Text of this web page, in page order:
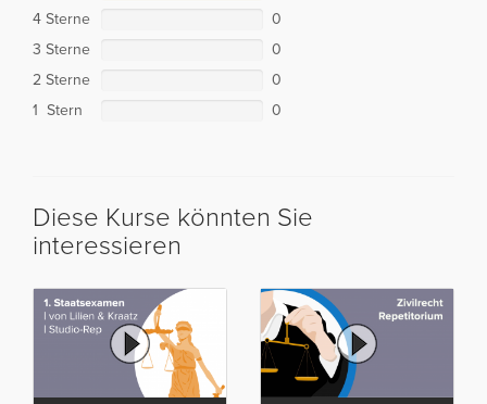
4 Sterne
0
3 Sterne
0
2 Sterne
0
1 Stern
0
Diese Kurse könnten Sie
interessieren